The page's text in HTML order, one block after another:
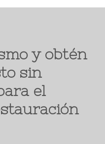
y obtén
sin
el